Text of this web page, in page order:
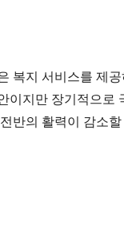
복지 서비스를 제공
이지만 장기적으로
반의 활력이 감소할